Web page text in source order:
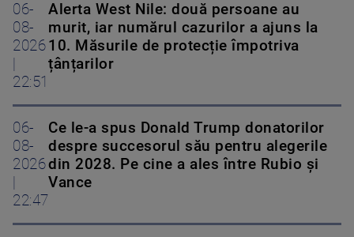
06-
08-
2026
22:51
Alerta West Nile: două persoane au
murit, iar numărul cazurilor a ajuns la
10. Măsurile de protecție împotriva
țânțarilor
06-
08-
2026
22:47
Ce le-a spus Donald Trump donatorilor
despre succesorul său pentru alegerile
din 2028. Pe cine a ales între Rubio și
Vance